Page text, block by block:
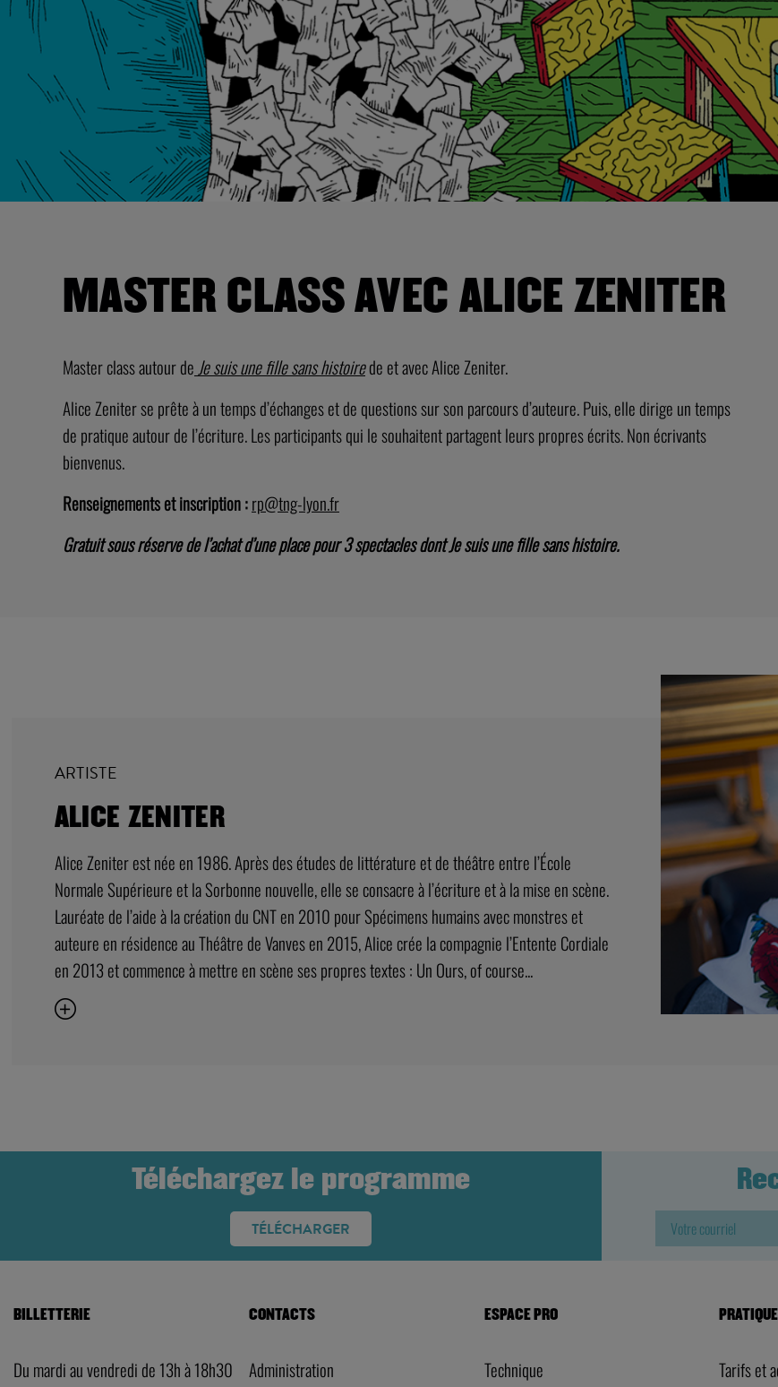
MASTER CLASS AVEC ALICE ZENITER
Master class autour deJe suis une fille sans histoirede et avec Alice Zeniter.
Alice Zeniter se prête à un temps d’échanges et de questions sur son parcours d’auteure. Puis, elle dirige un temps
de pratique autour de l’écriture. Les participants qui le souhaitent partagent leurs propres écrits. Non écrivants
bienvenus.
Renseignements et inscription :rp@tng-lyon.fr
Gratuit sous réserve de l’achat d’une place pour 3 spectacles dont Je suis une fille sans histoire.
ARTISTE
ALICE ZENITER
Alice Zeniter est née en 1986. Après des études de littérature et de théâtre entre l’École
Normale Supérieure et la Sorbonne nouvelle, elle se consacre à l’écriture et à la mise en scène.
Lauréate de l’aide à la création du CNT en 2010 pour Spécimens humains avec monstres et
auteure en résidence au Théâtre de Vanves en 2015, Alice crée la compagnie l’Entente Cordiale
en 2013 et commence à mettre en scène ses propres textes : Un Ours, of course...
Téléchargez le programme
TÉLÉCHARGER
BILLETTERIE
Du mardi au vendredi de 13h à 18h30
CONTACTS
Administration
ESPACE PRO
Technique
PRATIQUE
Tarifs et